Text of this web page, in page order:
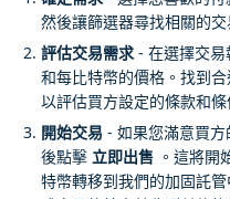
然後讓篩選器尋找相關的交
評估交易需求- 在選擇交易
和每比特幣的價格。找到
以評估買方設定的條款和條
開始交易 - 如果您滿意買
後點擊 立即出售 。這將開
特幣轉移到我們的加固託